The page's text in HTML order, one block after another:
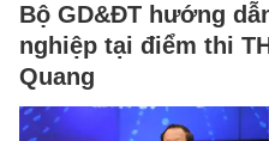
Bộ GD&ĐT hướng
nghiệp tại điểm thi
Quang